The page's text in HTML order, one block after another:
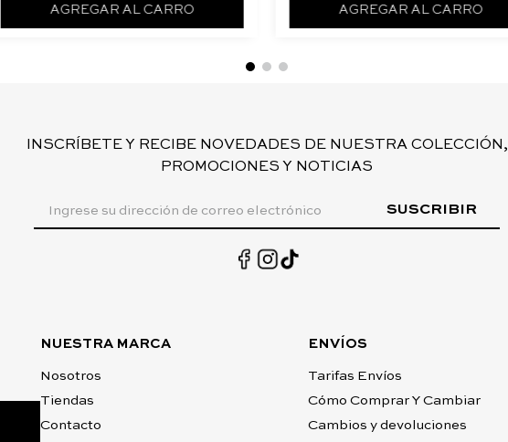
AGREGAR AL CARRO AGREGAR AL CARRO
INSCRÍBETE Y RECIBE NOVEDADES DE NUESTRA COLECCIÓN,
PROMOCIONES Y NOTICIAS
SUSCRIBIR
NUESTRA MARCA
Nosotros
Tiendas
Contacto
ENVÍOS
Tarifas Envíos
Cómo Comprar Y Cambiar
Cambios y devoluciones